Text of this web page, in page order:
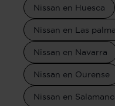
Nissan en Huesca
Nissan en Las
Nissan en Navarra
Nissan en Ourense
Nissan en